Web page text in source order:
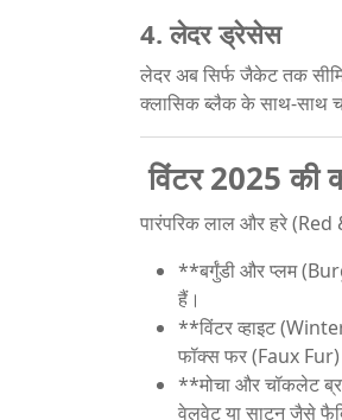
4. लेदर ड्रेसेस
लेदर अब सिर्फ जैकेट तक
क्लासिक ब्लैक के साथ-साथ
विंटर 2025 की
पारंपरिक लाल और हरे
**बर्गुंडी और प्लम
हैं।
**विंटर व्हाइट
फॉक्स फर (Faux
**मोचा और चॉकलेट
वेलवेट या साटन जैसे